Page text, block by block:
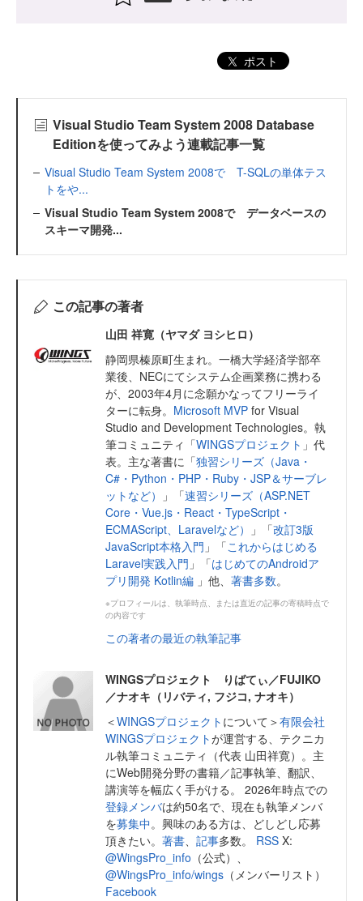
ポスト
Visual Studio Team System 2008 Database
Editionを使ってみよう連載記事一覧
Visual Studio Team System 2008で T-SQLの単体テス
トをや...
Visual Studio Team System 2008で データベースの
スキーマ開発...
この記事の著者
山田 祥寛（ヤマダ ヨシヒロ）
静岡県榛原町生まれ。一橋大学経済学部卒
業後、NECにてシステム企画業務に携わる
が、2003年4月に念願かなってフリーライ
ターに転身。 Microsoft MVP for Visual
Studio and Development Technologies。執
筆コミュニティ「WINGSプロジェクト 」代
表。主な著書に「独習シリーズ（Java・
C#・Python・PHP・Ruby・JSP＆サーブレ
ットなど）
」「速習シリーズ（ASP.NET
Core・Vue.js・React・TypeScript・
ECMAScript、Laravelなど）
」「改訂3版
JavaScript本格入門 」「これからはじめる
Laravel実践入門 」「はじめてのAndroidア
プリ開発 Kotlin編 」他、 著書多数。
※プロフィールは、執筆時点、または直近の記事の寄稿時点で
の内容です
この著者の最近の執筆記事
WINGSプロジェクト りばてぃ／FUJIKO
／ナオキ（リバティ, フジコ, ナオキ）
＜WINGSプロジェクト について＞有限会社
WINGSプロジェクトが運営する、テクニカ
ル執筆コミュニティ（代表 山田祥寛）。主
にWeb開発分野の書籍／記事執筆、翻訳、
講演等を幅広く手がける。 2026年時点での
登録メンバは約50名で、現在も執筆メンバ
を募集中。興味のある方は、どしどし応募
頂きたい。 著書、 記事多数。 RSS X:
@WingsPro_info （公式）、
@WingsPro_info/wings （メンバーリスト）
Facebook